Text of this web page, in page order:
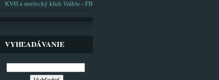
KVH a strelecký klub Vráble - FB
VYHĽADÁVANIE